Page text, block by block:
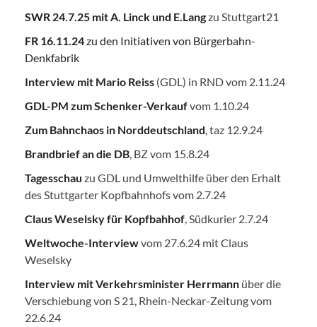
SWR 24.7.25 mit A. Linck und E.Langzu Stuttgart21
FR 16.11.24zu den Initiativen von Bürgerbahn-
Denkfabrik
Interview mit Mario Reiss (GDL) in RND vom 2.11.24
GDL-PM zum Schenker-Verkaufvom 1.10.24
Zum Bahnchaos in Norddeutschland , taz 12.9.24
Brandbrief an die DB , BZ vom 15.8.24
Tagesschau zu GDL und Umwelthilfe über den Erhalt
des Stuttgarter Kopfbahnhofs vom 2.7.24
Claus Weselsky für Kopfbahhof , Südkurier 2.7.24
Weltwoche-Interviewvom 27.6.24 mit Claus
Weselsky
Interview mit Verkehrsminister Herrmann über die
Verschiebung von S 21, Rhein-Neckar-Zeitung vom
22.6.24